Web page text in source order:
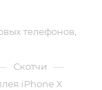
телефонов,
Скотчи —
iPhone X